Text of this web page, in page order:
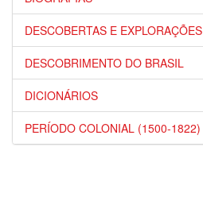
DESCOBERTAS E EXPLORAÇÕES
DESCOBRIMENTO DO BRASIL
DICIONÁRIOS
PERÍODO COLONIAL (1500-1822)